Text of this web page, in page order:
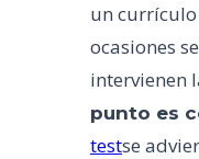
un
ocasiones
intervienen
punto es
testse